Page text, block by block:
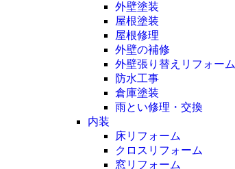
外壁塗装
屋根塗装
屋根修理
外壁の補修
外壁張り替えリフォーム
防水工事
倉庫塗装
雨とい修理・交換
内装
床リフォーム
クロスリフォーム
窓リフォーム